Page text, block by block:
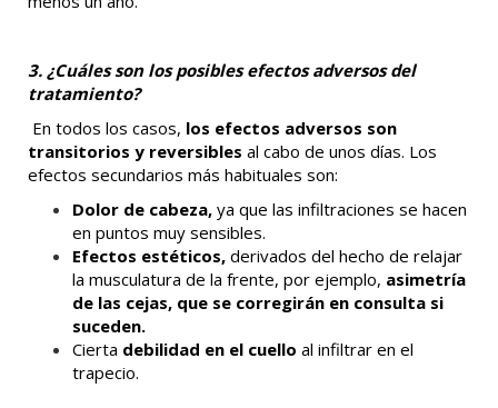
3. ¿Cuáles son los posibles efectos adversos del
tratamiento?
En todos los casos, los efectos adversos son
transitorios y reversibles al cabo de unos días. Los
efectos secundarios más habituales son:
Dolor de cabeza, ya que las infiltraciones se hacen
en puntos muy sensibles.
Efectos estéticos, derivados del hecho de relajar
la musculatura de la frente, por ejemplo, asimetría
de las cejas, que se corregirán en consulta si
suceden.
Cierta debilidad en el cuello al infiltrar en el
trapecio.